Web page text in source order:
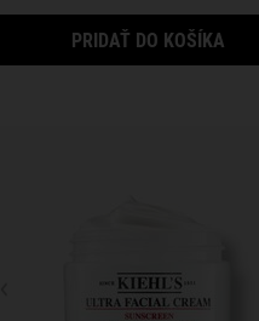
PRIDAŤ DO KOŠÍKA